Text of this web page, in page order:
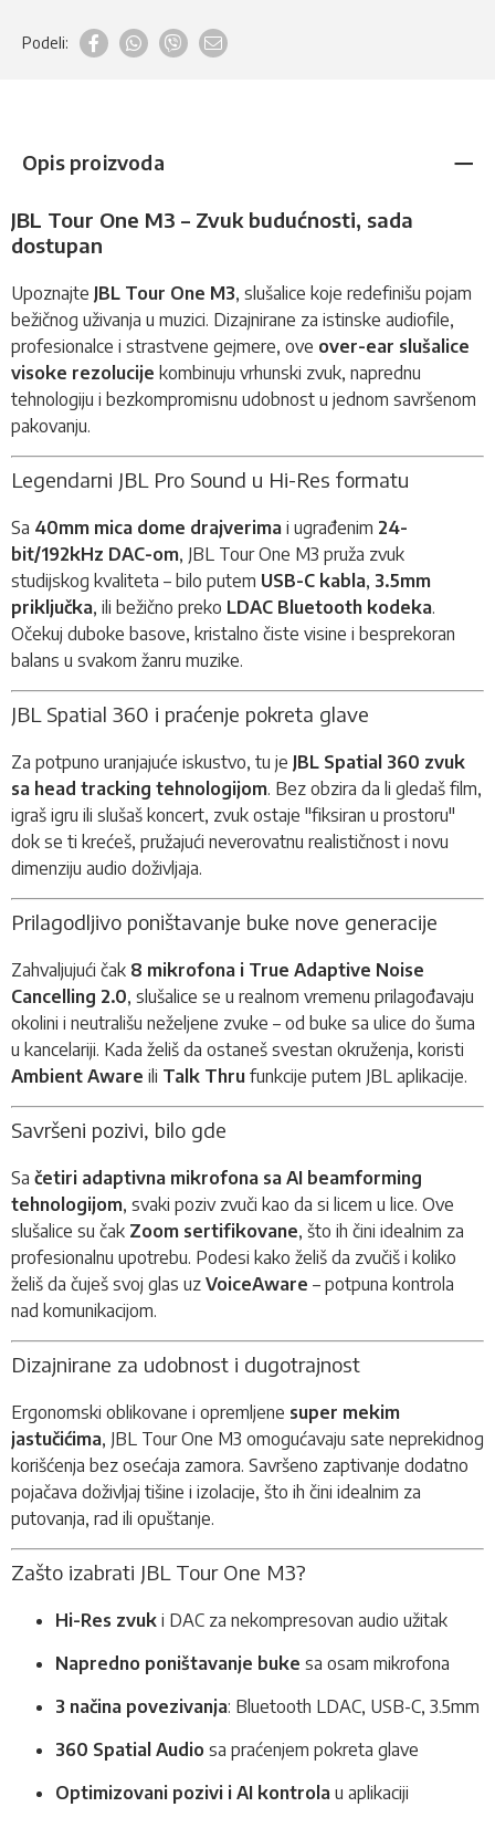
Podeli:
Opis proizvoda
JBL Tour One M3 – Zvuk budućnosti, sada
dostupan
Upoznajte JBL Tour One M3, slušalice koje redefinišu pojam
bežičnog uživanja u muzici. Dizajnirane za istinske audiofile,
profesionalce i strastvene gejmere, ove over-ear slušalice
visoke rezolucije kombinuju vrhunski zvuk, naprednu
tehnologiju i bezkompromisnu udobnost u jednom savršenom
pakovanju.
Legendarni JBL Pro Sound u Hi-Res formatu
Sa 40mm mica dome drajverima i ugrađenim 24-
bit/192kHz DAC-om, JBL Tour One M3 pruža zvuk
studijskog kvaliteta – bilo putem USB-C kabla, 3.5mm
priključka, ili bežično preko LDAC Bluetooth kodeka.
Očekuj duboke basove, kristalno čiste visine i besprekoran
balans u svakom žanru muzike.
JBL Spatial 360 i praćenje pokreta glave
Za potpuno uranjajuće iskustvo, tu je JBL Spatial 360 zvuk
sa head tracking tehnologijom. Bez obzira da li gledaš film,
igraš igru ili slušaš koncert, zvuk ostaje "fiksiran u prostoru"
dok se ti krećeš, pružajući neverovatnu realističnost i novu
dimenziju audio doživljaja.
Prilagodljivo poništavanje buke nove generacije
Zahvaljujući čak 8 mikrofona i True Adaptive Noise
Cancelling 2.0, slušalice se u realnom vremenu prilagođavaju
okolini i neutrališu neželjene zvuke – od buke sa ulice do šuma
u kancelariji. Kada želiš da ostaneš svestan okruženja, koristi
Ambient Aware ili Talk Thru funkcije putem JBL aplikacije.
Savršeni pozivi, bilo gde
Sa četiri adaptivna mikrofona sa AI beamforming
tehnologijom, svaki poziv zvuči kao da si licem u lice. Ove
slušalice su čak Zoom sertifikovane, što ih čini idealnim za
profesionalnu upotrebu. Podesi kako želiš da zvučiš i koliko
želiš da čuješ svoj glas uz VoiceAware – potpuna kontrola
nad komunikacijom.
Dizajnirane za udobnost i dugotrajnost
Ergonomski oblikovane i opremljene super mekim
jastučićima, JBL Tour One M3 omogućavaju sate neprekidnog
korišćenja bez osećaja zamora. Savršeno zaptivanje dodatno
pojačava doživljaj tišine i izolacije, što ih čini idealnim za
putovanja, rad ili opuštanje.
Zašto izabrati JBL Tour One M3?
Hi-Res zvuk i DAC za nekompresovan audio užitak
Napredno poništavanje buke sa osam mikrofona
3 načina povezivanja: Bluetooth LDAC, USB-C, 3.5mm
360 Spatial Audio sa praćenjem pokreta glave
Optimizovani pozivi i AI kontrola u aplikaciji